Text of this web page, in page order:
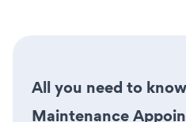
All you need to
Maintenance